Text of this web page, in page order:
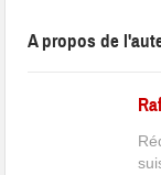
A propos de